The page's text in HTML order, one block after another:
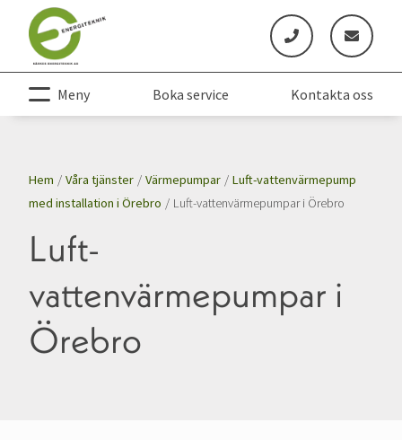
Meny Boka service Kontakta oss
Hem / Våra tjänster / Värmepumpar / Luft-vattenvärmepump
med installation i Örebro / Luft-vattenvärmepumpar i Örebro
Luft-
vattenvärmepumpar i
Örebro